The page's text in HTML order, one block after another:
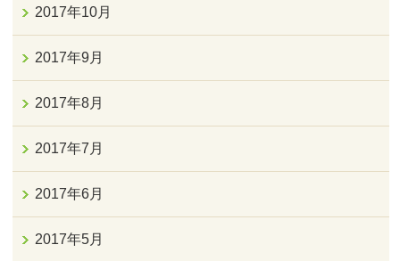
2017年10月
2017年9月
2017年8月
2017年7月
2017年6月
2017年5月